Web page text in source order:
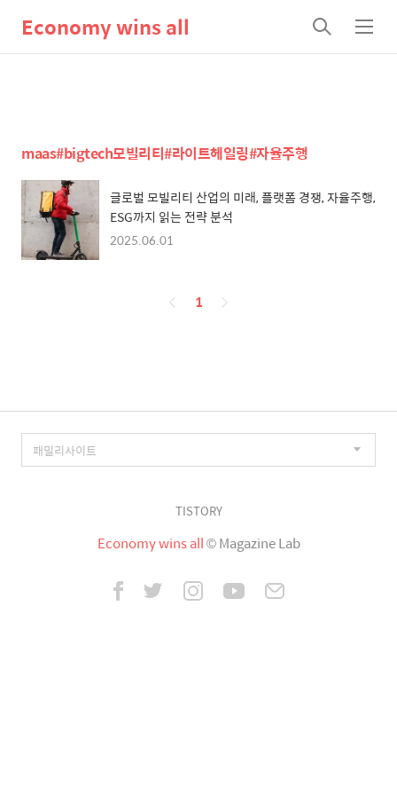
Economy wins all
검
색
메
뉴
maas#bigtech모빌리티#라이트헤일링#자율주행
글로벌 모빌리티 산업의 미래, 플랫폼 경쟁, 자율주행,
ESG까지 읽는 전략 분석
2025.06.01
페
1
TISTORY
Economy wins all© Magazine Lab